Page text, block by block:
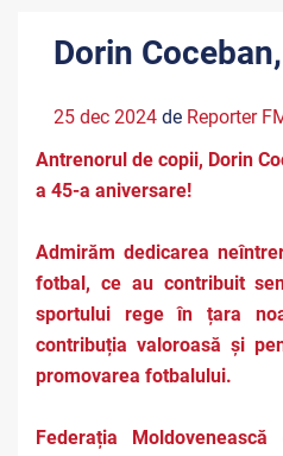
Dorin
25 dec 2024 de Reporter
Antrenorul de copii, Dorin
a 45-a aniversare!
Admirăm dedicarea
fotbal, ce au contribuit
sportului rege în țara
contribuția valoroasă și
promovarea fotbalului.
Federația